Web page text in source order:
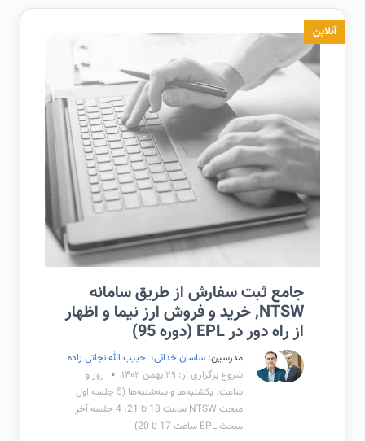
آنلاین
جامع ثبت سفارش از طریق سامانه
NTSW, خرید و فروش ارز نیما و اظهار
از راه دور در EPL (دوره 95)
مدرسین: ساسان خدائی، حبیب الله نجاتی زاده
شروع برگزاری از: ۲۹ بهمن ۱۴۰۲
روز و
ساعت: یکشنبه‌ها و سه‌شنبه‌ها (5 جلسه اول
مبحث NTSW ساعت 18 تا 21، 4 جلسه آخر
مبحث EPL ساعت 17 تا 20)